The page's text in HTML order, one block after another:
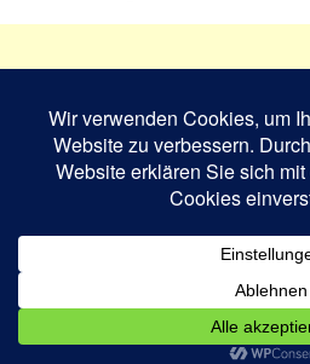
sind das Eigentum des
Schriftstellers und dienen nur
Veranschaulichung.
Book Rev Litepowered by